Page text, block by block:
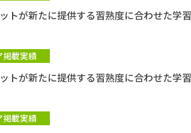
トが新たに提供する習熟度に合わせた学
掲載実績
トが新たに提供する習熟度に合わせた学
掲載実績